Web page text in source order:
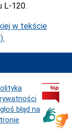
L-120.
w tekście
błąd na